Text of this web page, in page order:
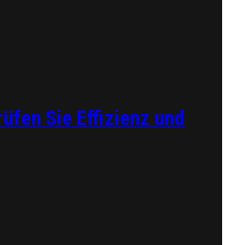
Sie Effizienz und